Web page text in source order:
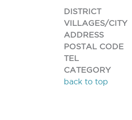
DISTRICT
VILLAGES/CITY
ADDRESS
POSTAL CODE
TEL
CATEGORY
back to top